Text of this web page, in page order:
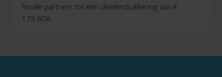
fiscale partners tot een dividenduitkering van €
135.608.